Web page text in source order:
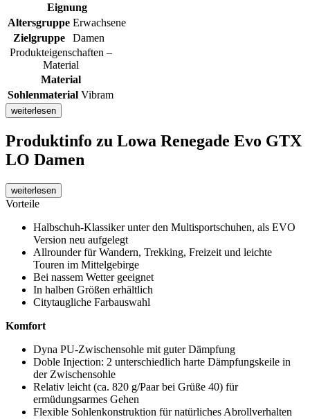
Eignung
Altersgruppe Erwachsene
Zielgruppe
Damen
Produkteigenschaften –
Material
Material
Sohlenmaterial Vibram
weiterlesen
Produktinfo zu Lowa Renegade Evo GTX
LO Damen
weiterlesen
Vorteile
Halbschuh-Klassiker unter den Multisportschuhen, als EVO
Version neu aufgelegt
Allrounder für Wandern, Trekking, Freizeit und leichte
Touren im Mittelgebirge
Bei nassem Wetter geeignet
In halben Größen erhältlich
Citytaugliche Farbauswahl
Komfort
Dyna PU-Zwischensohle mit guter Dämpfung
Doble Injection: 2 unterschiedlich harte Dämpfungskeile in
der Zwischensohle
Relativ leicht (ca. 820 g/Paar bei Grüße 40) für
ermüdungsarmes Gehen
Flexible Sohlenkonstruktion für natürliches Abrollverhalten